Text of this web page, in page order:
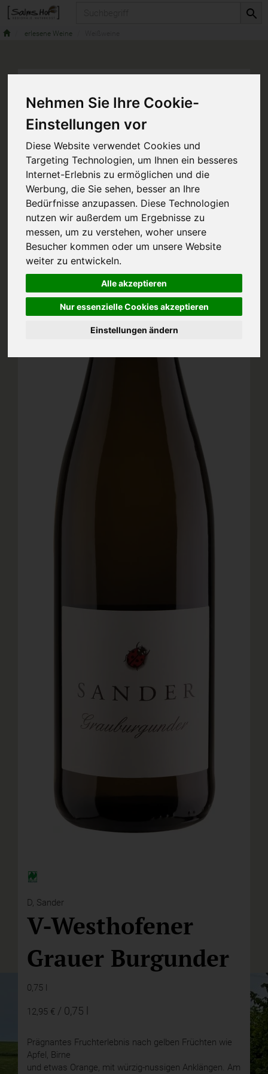
Nehmen Sie Ihre Cookie-
Einstellungen vor
Diese Website verwendet Cookies und
Targeting Technologien, um Ihnen ein besseres
Internet-Erlebnis zu ermöglichen und die
Werbung, die Sie sehen, besser an Ihre
Bedürfnisse anzupassen. Diese Technologien
nutzen wir außerdem um Ergebnisse zu
messen, um zu verstehen, woher unsere
Besucher kommen oder um unsere Website
weiter zu entwickeln.
Alle akzeptieren
Nur essenzielle Cookies akzeptieren
Einstellungen ändern
erlesene Weine
D, Sander
V-Westhofener
Grauer Burgunder
0,75 l
12,95 € / 0,75 l
Prägnantes Fruchterlebnis nach gelben Früchten wie
Apfel, Birne
und etwas Orange, mit würzig-nussigen Anklängen. Am